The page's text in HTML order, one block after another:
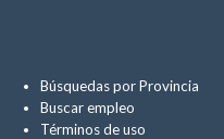
Búsquedas por Provincia
Buscar empleo
Términos de uso